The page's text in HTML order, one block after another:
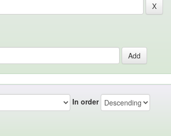
In order